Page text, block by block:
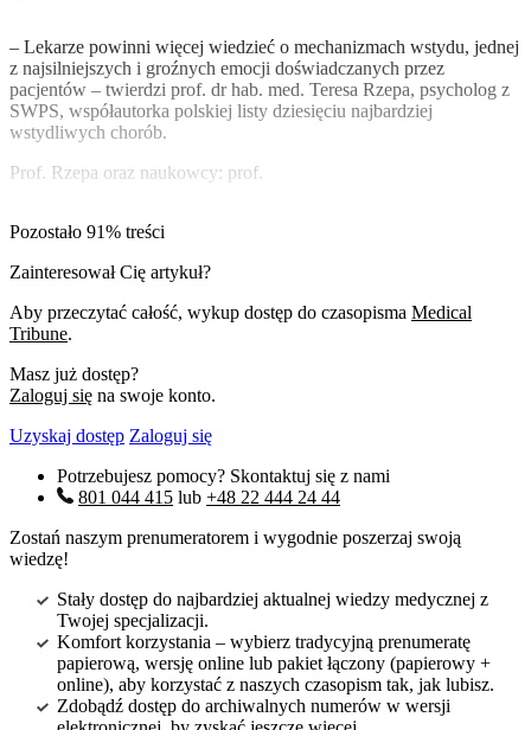
– Lekarze powinni więcej wiedzieć o mechanizmach wstydu, jednej
z najsilniejszych i groźnych emocji doświadczanych przez
pacjentów – twierdzi prof. dr hab. med. Teresa Rzepa, psycholog z
SWPS, współautorka polskiej listy dziesięciu najbardziej
wstydliwych chorób.
Prof. Rzepa oraz naukowcy: prof.
Pozostało 91% treści
Zainteresował Cię artykuł?
Aby przeczytać całość, wykup dostęp do czasopisma Medical
Tribune.
Masz już dostęp?
Zaloguj się na swoje konto.
Uzyskaj dostęp Zaloguj się
Potrzebujesz pomocy? Skontaktuj się z nami
801 044 415 lub +48 22 444 24 44
Zostań naszym prenumeratorem i wygodnie poszerzaj swoją
wiedzę!
Stały dostęp do najbardziej aktualnej wiedzy medycznej z
Twojej specjalizacji.
Komfort korzystania – wybierz tradycyjną prenumeratę
papierową, wersję online lub pakiet łączony (papierowy +
online), aby korzystać z naszych czasopism tak, jak lubisz.
Zdobądź dostęp do archiwalnych numerów w wersji